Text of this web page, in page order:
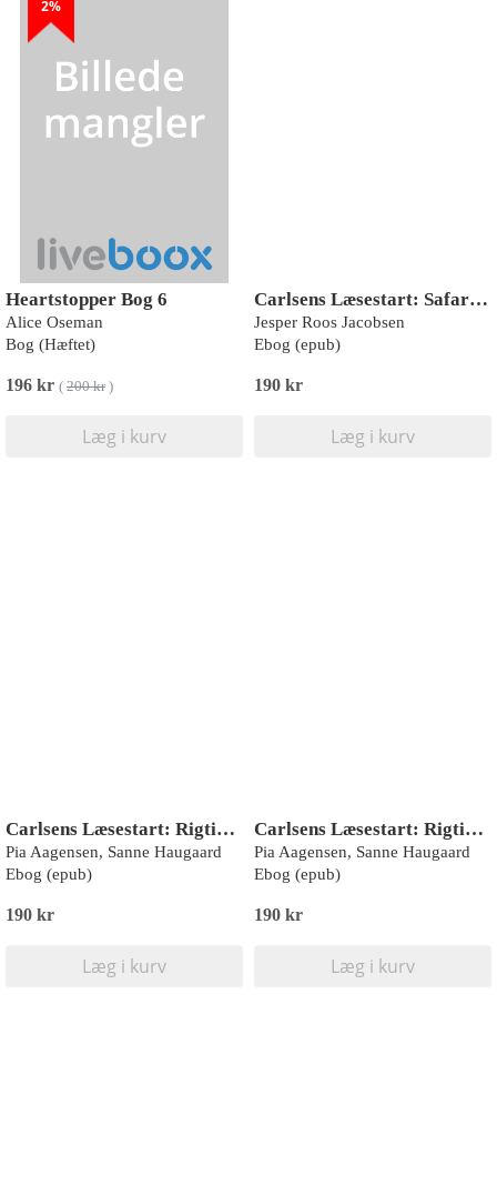
2%
Heartstopper Bog 6
Alice Oseman
Bog (Hæftet)
196 kr ( 200 kr)
Læg i kurv
Carlsens Læsestart: Safari-klubben og den vilde pony
Jesper Roos Jacobsen
Ebog (epub)
190 kr
Læg i kurv
Carlsens Læsestart: Rigtige venner - Du må ikke slå
Pia Aagensen, Sanne Haugaard
Ebog (epub)
190 kr
Læg i kurv
Carlsens Læsestart: Rigtige venner - Er det tis?
Pia Aagensen, Sanne Haugaard
Ebog (epub)
190 kr
Læg i kurv